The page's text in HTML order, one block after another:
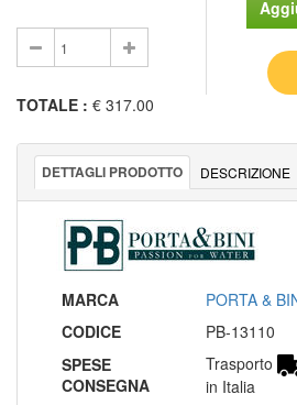
TOTALE : € 317.00
DETTAGLI PRODOTTO DESCRIZIONE
MARCA
PORTA &
CODICE
PB-13110
SPESE
CONSEGNA
Trasporto
in Italia